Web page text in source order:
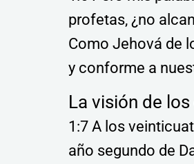
profetas, ¿no
Como Jehová de
y conforme a
La visión de
1:7 A los
año segundo de